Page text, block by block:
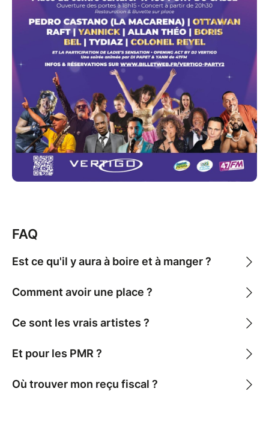
FAQ
Est ce qu'il y aura à boire et à manger ?
Comment avoir une place ?
Ce sont les vrais artistes ?
Et pour les PMR ?
Où trouver mon reçu fiscal ?